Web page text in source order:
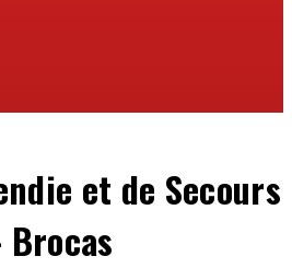
et de Secours